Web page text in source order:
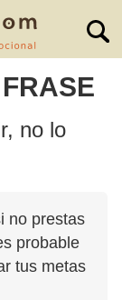
no lo
no prestas
probable
tus metas